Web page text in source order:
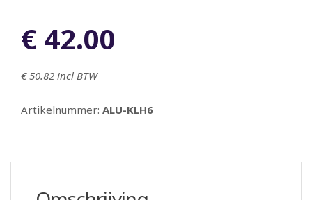
€ 42.00
€ 50.82 incl BTW
Artikelnummer: ALU-KLH6